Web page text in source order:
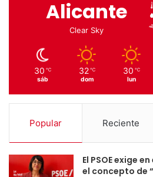
Alicante
Clear Sky
30 ℃
sáb
32 ℃
dom
30 ℃
lun
Popular Reciente
El PSOE exige
el concepto de